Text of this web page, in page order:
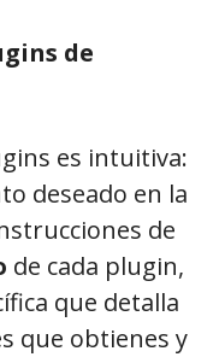
de
es intuitiva:
deseado en la
de
de cada plugin,
que detalla
que obtienes y